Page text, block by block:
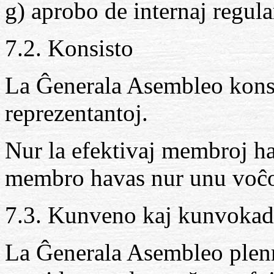
g) aprobo de internaj
7.2. Konsisto
La Ĝenerala Asembleo
reprezentantoj.
Nur la efektivaj membroj
membro havas nur unu
7.3. Kunveno kaj
La Ĝenerala Asembleo